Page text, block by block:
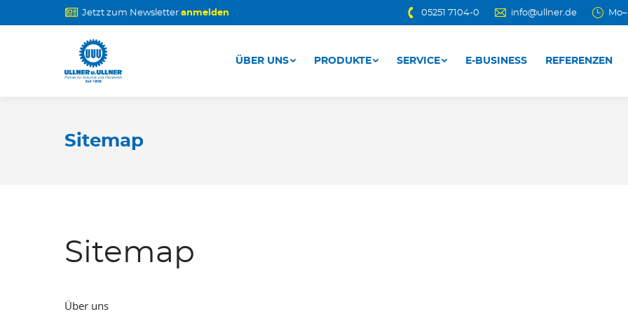
Jetzt zum Newsletter anmelden 05251 7104-0 info@ullner.de
ÜBER UNS PRODUKTE SERVICE E-BUSINESS REFERENZEN
Sitemap
Sitemap
Über uns